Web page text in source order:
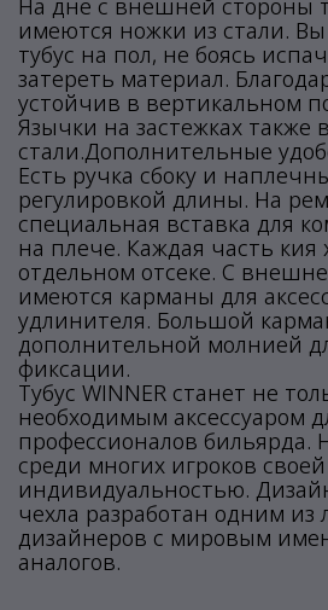
На дне с внешней стороны
имеются ножки из стали.
тубус на пол, не боясь
затереть материал.
устойчив в вертикальном
Язычки на застежках также
стали.Дополнительные
Есть ручка сбоку и
регулировкой длины. На
специальная вставка для
на плече. Каждая часть кия
отдельном отсеке. С
имеются карманы для
удлинителя. Большой
дополнительной молнией
фиксации.
Тубус WINNER станет не
необходимым аксессуаром
профессионалов бильярда.
среди многих игроков своей
индивидуальностью.
чехла разработан одним из
дизайнеров с мировым
аналогов.